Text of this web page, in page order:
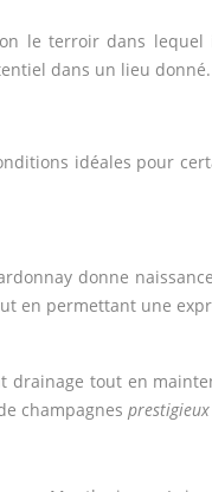
le terroir dans lequel
dans un lieu donné.
idéales pour
donne
en permettant une
drainage tout en
champagnes prestigieux